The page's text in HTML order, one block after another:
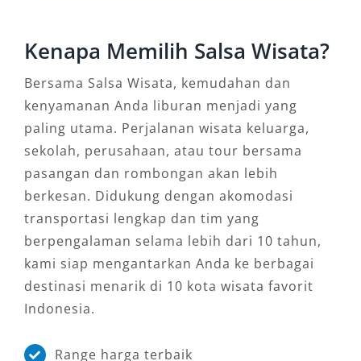
Surabaya dan sekitarnya.
Lebih mudah lagi jika Anda menggunakanan
paket tour Surabaya murah dari biro
perjalanan. Semua urusan akomodasi selama
kunjungan Anda sudah ditanggung dalam satu
kali bayar. Sehingga Anda tinggal menikmati
segala keseruan yang ada dengan tenang.
Daftar Paket Wisata Surabaya
Populer
Kenapa Memilih Salsa Wisata?
Bersama Salsa Wisata, kemudahan dan
kenyamanan Anda liburan menjadi yang
paling utama. Perjalanan wisata keluarga,
sekolah, perusahaan, atau tour bersama
pasangan dan rombongan akan lebih
berkesan. Didukung dengan akomodasi
transportasi lengkap dan tim yang
berpengalaman selama lebih dari 10 tahun,
kami siap mengantarkan Anda ke berbagai
destinasi menarik di 10 kota wisata favorit
Indonesia.
Range harga terbaik